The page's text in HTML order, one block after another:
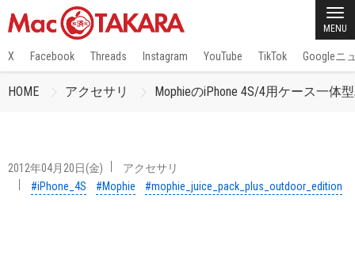
MENU
X Facebook Threads Instagram YouTube TikTok Googleニ
HOME アクセサリ MophieのiPhone 4S/4用ケース一体
2012年04月20日(金)
アクセサリ
#iPhone_4S
#Mophie #mophie_juice_pack_plus_outdoor_edition